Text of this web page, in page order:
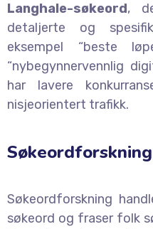
Langhale-søkeord,
detaljerte og
eksempel “beste
“nybegynnervennlig
har lavere
nisjeorientert trafikk.
Søkeordforskning
Søkeordforskning
søkeord og fraser folk